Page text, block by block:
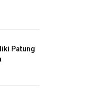
Patung